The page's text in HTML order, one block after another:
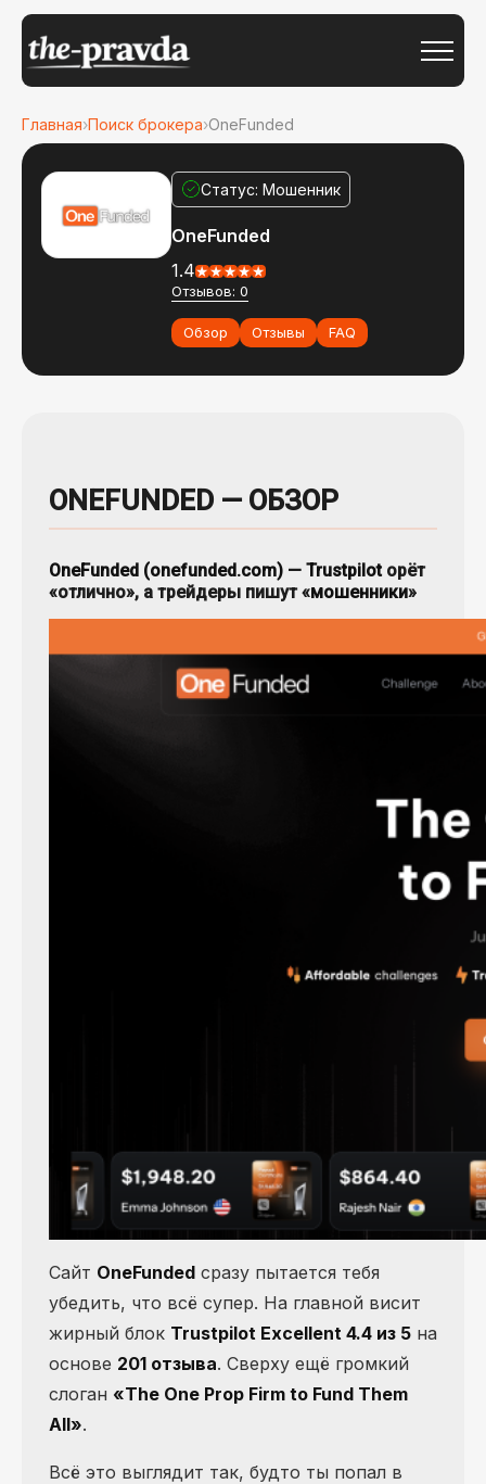
Главная›Поиск брокера›OneFunded
Статус: Мошенник
OneFunded
1.4
Отзывов: 0
Обзор Отзывы FAQ
ONEFUNDED — ОБЗОР
OneFunded (onefunded.com) — Trustpilotорёт
«отлично», а трейдеры пишут «мошенники»
Сайт OneFunded сразу пытается тебя
убедить, что всё супер. На главной висит
жирный блок Trustpilot Excellent 4.4 из 5 на
основе 201 отзыва. Сверху ещё громкий
слоган «The One Prop Firm to Fund Them
All».
Всё это выглядит так, будто ты попал в